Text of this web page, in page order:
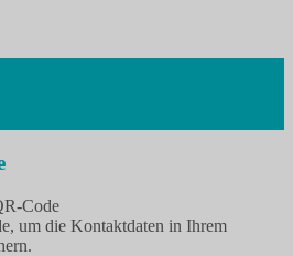
um die Kontaktdaten in Ihrem